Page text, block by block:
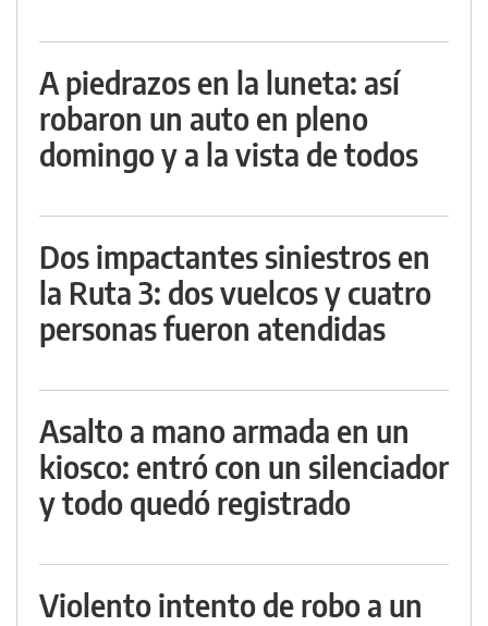
A piedrazos en la luneta: así
robaron un auto en pleno
domingo y a la vista de todos
Dos impactantes siniestros en
la Ruta 3: dos vuelcos y cuatro
personas fueron atendidas
Asalto a mano armada en un
kiosco: entró con un silenciador
y todo quedó registrado
Violento intento de robo a un